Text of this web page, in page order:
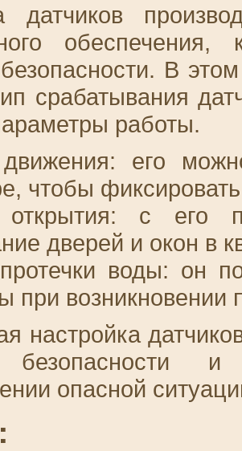
датчиков
обеспечения,
В
срабатывания
работы.
движения: его
чтобы
открытия: с его
дверей и окон в
воды: он
при возникновении
настройка
безопасности
опасной